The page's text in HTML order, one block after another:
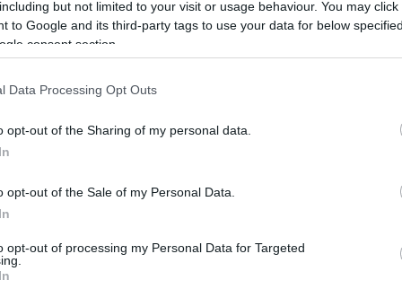
but not limited to your visit or usage behaviour. You may
to Google and its third-party tags to use your data for below
consent section.
Data Processing Opt Outs
opt-out of the Sharing of my personal data.
opt-out of the Sale of my Personal Data.
opt-out of processing my Personal Data for Targeted
Αλήθεια είναι ότι κι αυτό πρέπει
ξεκαθαρίσει. Ο Μάτος έφθασε ήδη στη
και είναι δεδομένο ότι στην πρώτη
σύσκεψη με τον Σαββίδη και τον Βιεϊρίνια
στοProtothema.gr